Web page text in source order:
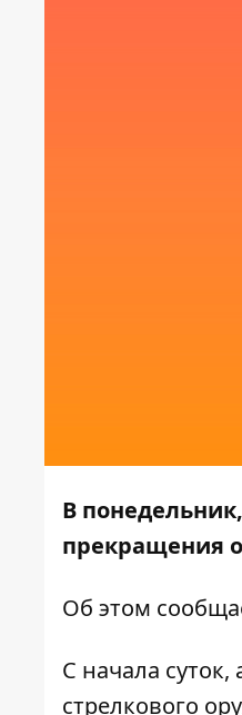
В
прекращения
Об этом
С начала
стрелкового